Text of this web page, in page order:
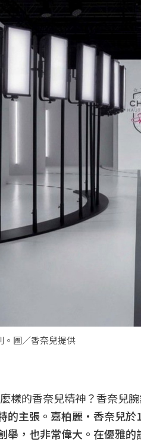
。圖／香奈兒提供
樣的香奈兒精神？香奈兒
的主張。嘉柏麗·香奈兒
舉，也非常偉大。在優雅